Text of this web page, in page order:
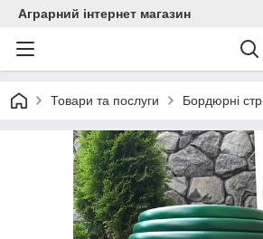
Аграрний інтернет магазин
Товари та послуги Бордюрні